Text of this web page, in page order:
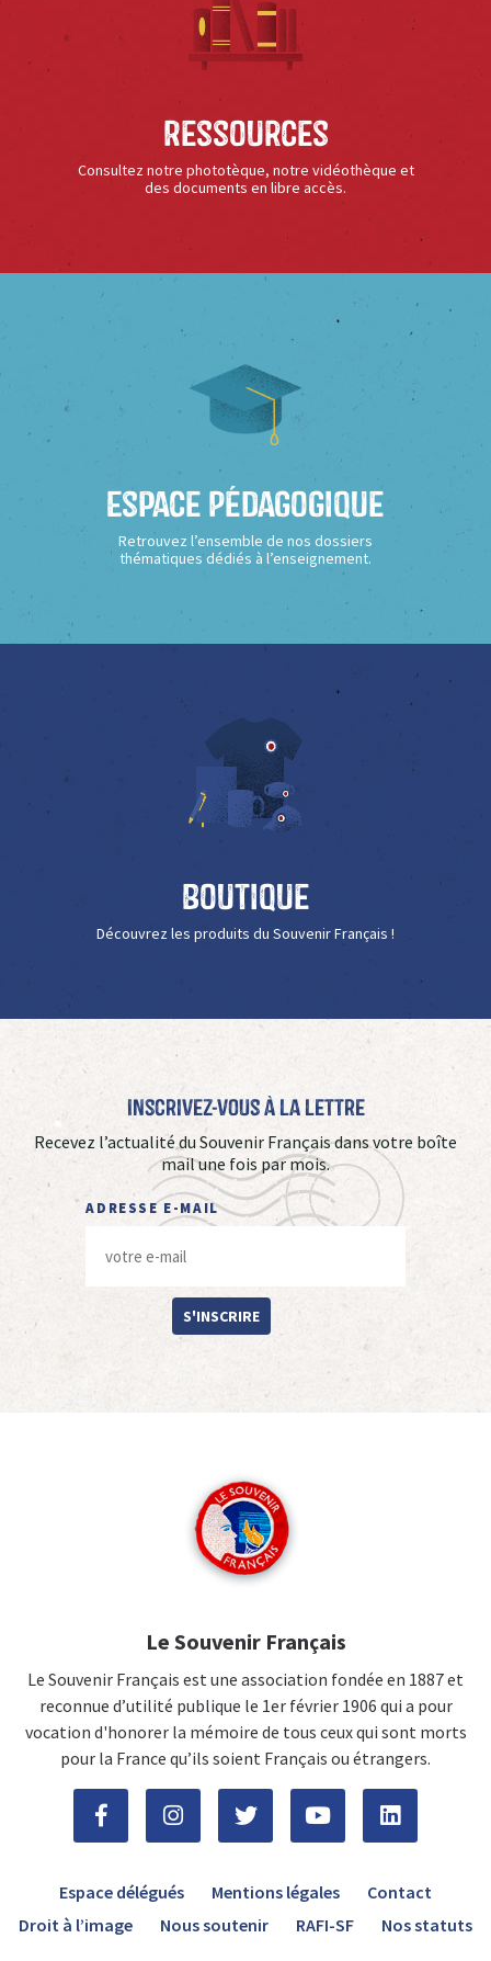
Ressources
Consultez notre phototèque, notre vidéothèque et
des documents en libre accès.
Espace Pédagogique
Retrouvez l’ensemble de nos dossiers
thématiques dédiés à l’enseignement.
Boutique
Découvrez les produits du Souvenir Français !
Inscrivez-vous à La Lettre
Recevez l’actualité du Souvenir Français dans votre boîte
mail une fois par mois.
ADRESSE E-MAIL
S'INSCRIRE
Le Souvenir Français
Le Souvenir Français est une association fondée en 1887 et
reconnue d’utilité publique le 1er février 1906 qui a pour
vocation d'honorer la mémoire de tous ceux qui sont morts
pour la France qu’ils soient Français ou étrangers.
Espace délégués Mentions légales
Contact
Droit à l’image
Nous soutenir RAFI-SF Nos statuts